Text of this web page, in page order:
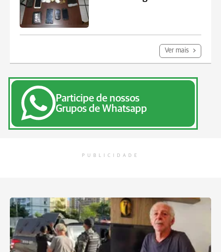
Ver mais
Participe de nossos
Grupos de Whatsapp
PUBLICIDADE